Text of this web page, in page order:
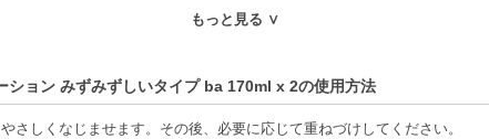
「コラジェネシス(R)」が配合されており、肌のコンディションを整えま
チャーは、滑らかな肌なじみが特徴です。肌にしっかりと浸透し、もっ
ルコールフリーで、敏感肌の方にも使いやすい仕様です。
もっと見る ∨
ション みずみずしいタイプ ba 170ml x 2の使用方法
さしくなじませます。その後、必要に応じて重ねづけしてください。